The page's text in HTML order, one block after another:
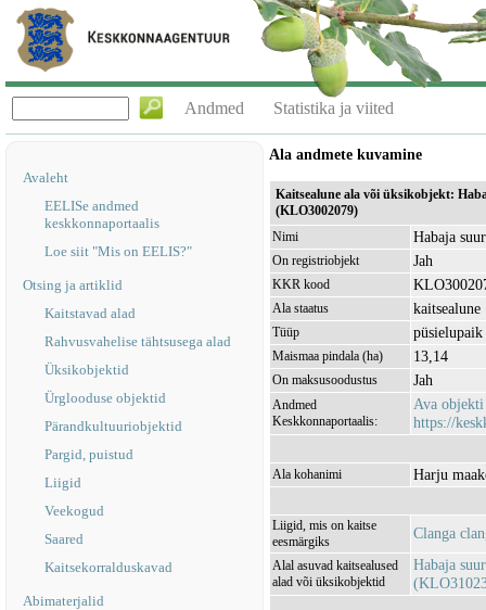
Andmed Statistika ja viited
Avaleht
EELISe andmed
keskkonnaportaalis
Loe siit "Mis on EELIS?"
Otsing ja artiklid
Kaitstavad alad
Rahvusvahelise tähtsusega alad
Üksikobjektid
Ürglooduse objektid
Pärandkultuuriobjektid
Pargid, puistud
Liigid
Veekogud
Saared
Kaitsekorralduskavad
Abimaterjalid
Ala andmete kuvamine
Kaitsealune ala või üksikobjekt:
(KLO3002079)
Nimi
Habaja
On registriobjekt Jah
KKR kood
Ala staatus kaitsealune
Tüüp püsielupaik
Maismaa pindala (ha) 13,14
On maksusoodustus Jah
Andmed
Keskkonnaportaalis:
Ava objekti
https://
Ala kohanimi Harju
Liigid, mis on kaitse
eesmärgiks
Clanga
Alal asuvad kaitsealused
alad või üksikobjektid
Habaja